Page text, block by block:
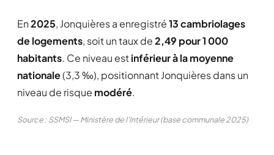
En2025, Jonquières a enregistré13 cambriolages
de logements, soit un taux de2,49 pour 1 000
habitants. Ce niveau estinférieur à la moyenne
nationale(3,3 ‰), positionnant Jonquières dans un
niveau de risque modéré.
Source : SSMSI — Ministère de l'Intérieur (base communale 2025)